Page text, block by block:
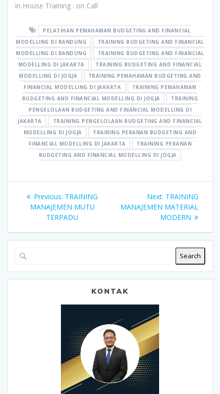
In House Training : on Call
PELATIHAN PEMAHAMAN BUDGETING AND FINANCIAL
MODELLING DI BANDUNG
TRAINING BUDGETING AND FINANCIAL
MODELLING DI BANDUNG
TRAINING BUDGETING AND FINANCIAL
MODELLING DI JAKARTA
TRAINING BUDGETING AND FINANCIAL
MODELLING DI JOGJA
TRAINING PEMAHAMAN BUDGETING AND
FINANCIAL MODELLING DI JAKARTA
TRAINING PEMAHAMAN
BUDGETING AND FINANCIAL MODELLING DI JOGJA
TRAINING
PENGELOLAAN BUDGETING AND FINANCIAL MODELLING DI
JAKARTA
TRAINING PENGELOLAAN BUDGETING AND FINANCIAL
MODELLING DI JOGJA
TRAINING PERANAN BUDGETING AND
FINANCIAL MODELLING DI JAKARTA
TRAINING PERANAN
BUDGETING AND FINANCIAL MODELLING DI JOGJA
Post
navigation
Previous: Previous
post:
TRAINING
MANAJEMEN MUTU
TERPADU
Next: Next
post:
TRAINING
MANAJEMEN MATERIAL
MODERN
Search
KONTAK